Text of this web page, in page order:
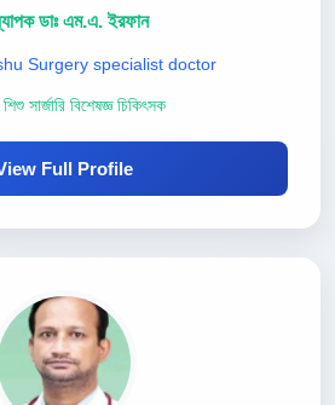
ডাঃ এম.এ. ইরফান
Surgery specialist doctor
সার্জারি বিশেষজ্ঞ চিকিৎসক
Full Profile